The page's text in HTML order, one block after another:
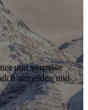
und verpasse
anmelden und